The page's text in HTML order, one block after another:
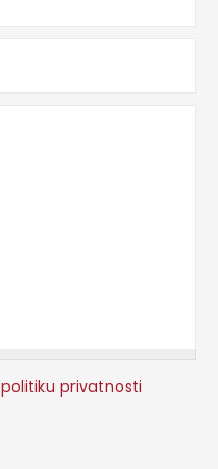
politiku privatnosti